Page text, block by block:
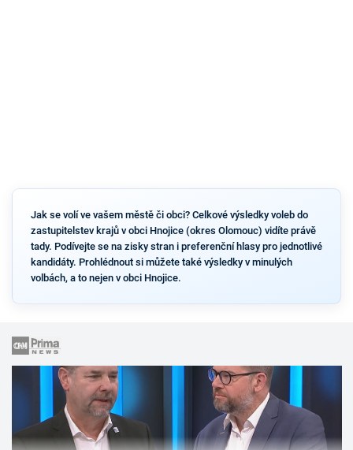
Jak se volí ve vašem městě či obci? Celkové výsledky voleb do
zastupitelstev krajů v obci Hnojice (okres Olomouc) vidíte právě
tady. Podívejte se na zisky stran i preferenční hlasy pro jednotlivé
kandidáty. Prohlédnout si můžete také výsledky v minulých
volbách, a to nejen v obci Hnojice.